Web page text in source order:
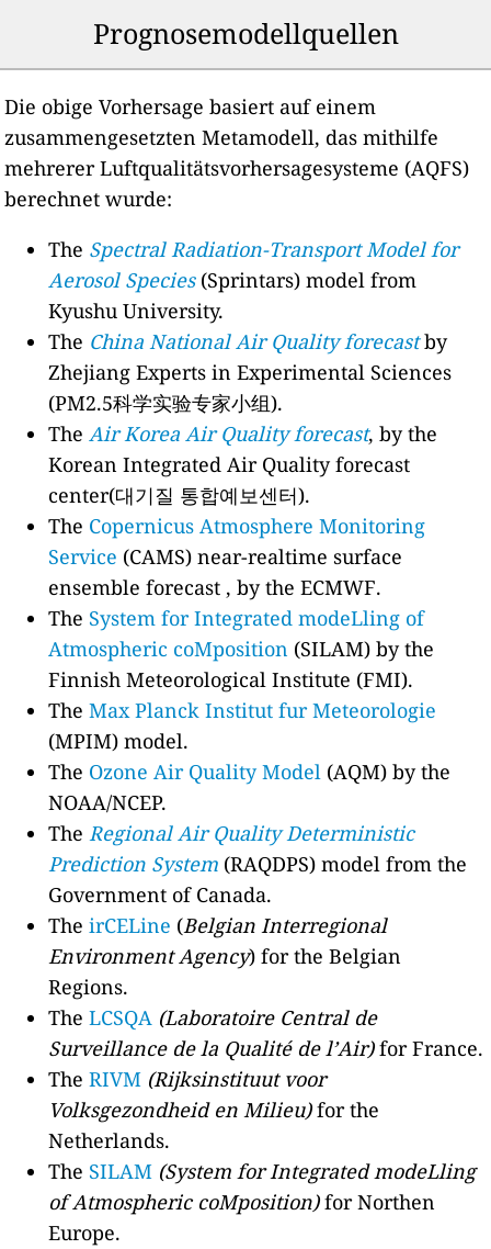
Prognosemodellquellen
Die obige Vorhersage basiert auf einem
zusammengesetzten Metamodell, das mithilfe
mehrerer Luftqualitätsvorhersagesysteme (AQFS)
berechnet wurde:
The Spectral Radiation-Transport Model for
Aerosol Species(Sprintars) model from
Kyushu University.
The China National Air Quality forecastby
Zhejiang Experts in Experimental Sciences
(PM2.5科学实验专家小组).
TheAir Korea Air Quality forecast, by the
Korean Integrated Air Quality forecast
center(대기질 통합예보센터).
The Copernicus Atmosphere Monitoring
Service (CAMS) near-realtime surface
ensemble forecast , by the ECMWF.
The System for Integrated modeLling of
Atmospheric coMposition (SILAM) by the
Finnish Meteorological Institute (FMI).
TheMax Planck Institut fur Meteorologie
(MPIM) model.
The Ozone Air Quality Model (AQM) by the
NOAA/NCEP.
TheRegional Air Quality Deterministic
Prediction System (RAQDPS) model from the
Government of Canada.
TheirCELine (Belgian Interregional
Environment Agency) for the Belgian
Regions.
TheLCSQA (Laboratoire Central de
Surveillance de la Qualité de l’Air)for France.
TheRIVM (Rijksinstituut voor
Volksgezondheid en Milieu)for the
Netherlands.
The SILAM (System for Integrated modeLling
of Atmospheric coMposition)for Northen
Europe.